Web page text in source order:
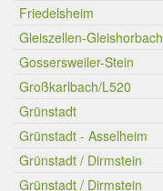
Friedelsheim
Gleiszellen-Gleishorbach
Gossersweiler-Stein
Großkarlbach/L520
Grünstadt
Grünstadt - Asselheim
Grünstadt / Dirmstein
Grünstadt / Dirmstein